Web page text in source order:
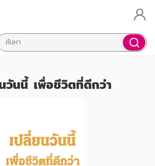
วันนี้ เพื่อชีวิตที่ดีกว่า